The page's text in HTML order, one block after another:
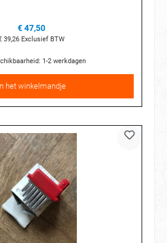
€ 47,50
39,26 Exclusief BTW
1-2 werkdagen
het winkelmandje